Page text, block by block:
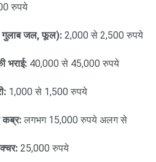
रुपये
गुलाब जल, फूल): 2,000 से 2,500 रुपये
भराई: 40,000 से 45,000 रुपये
1,000 से 1,500 रुपये
कब्र: लगभग 15,000 रुपये अलग से
25,000 रुपये